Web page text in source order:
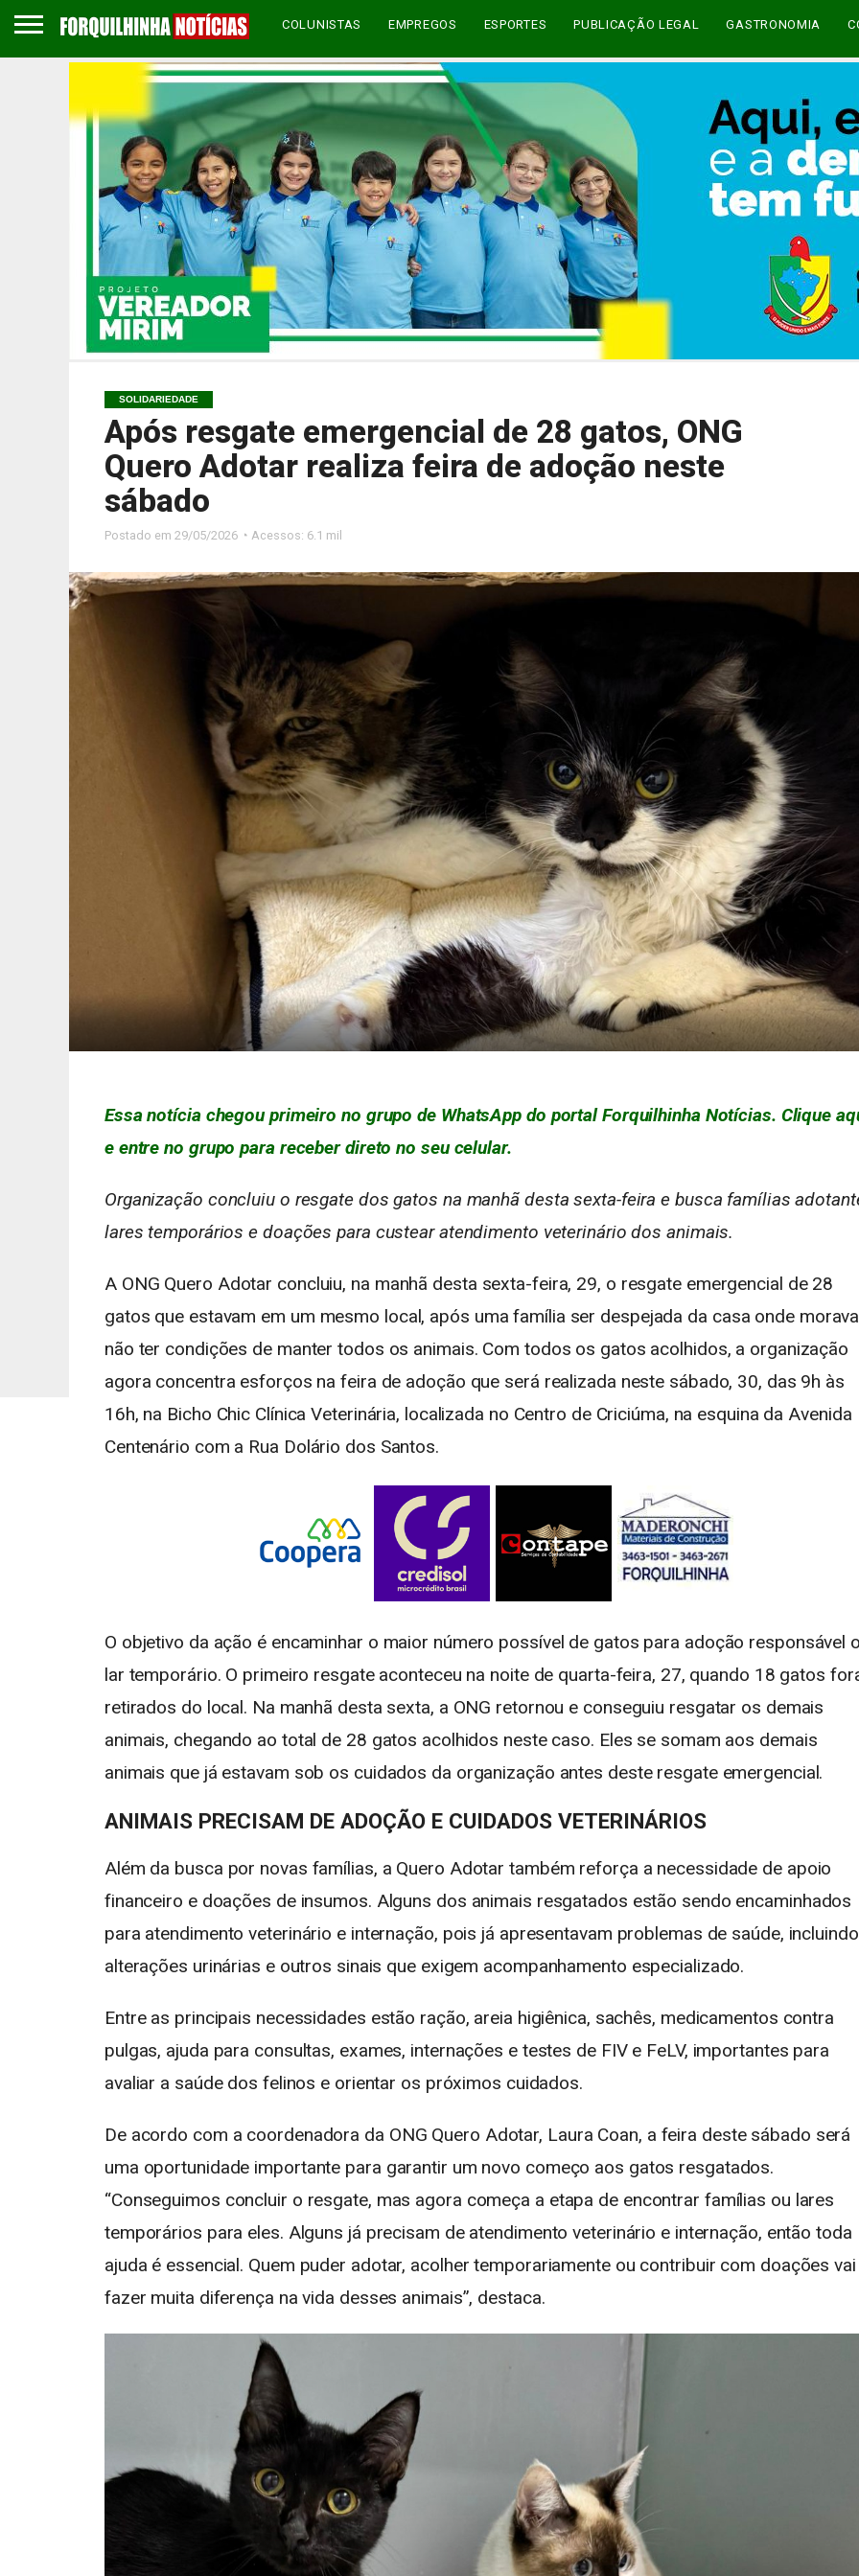
COLUNISTAS EMPREGOS ESPORTES PUBLICAÇÃO LEGAL GASTRONOMIA
SOLIDARIEDADE
Após resgate emergencial de 28 gatos, ONG
Quero Adotar realiza feira de adoção neste
sábado
Postado em 29/05/2026 ◔ Acessos: 6.1 mil
Essa notícia chegou primeiro no grupo de WhatsApp do portal Forquilhinha Notícias. Clique
e entre no grupo para receber direto no seu celular.
Organização concluiu o resgate dos gatos na manhã desta sexta-feira e busca famílias
lares temporários e doações para custear atendimento veterinário dos animais.
A ONG Quero Adotar concluiu, na manhã desta sexta-feira, 29, o resgate emergencial de 28
gatos que estavam em um mesmo local, após uma família ser despejada da casa onde
não ter condições de manter todos os animais. Com todos os gatos acolhidos, a organização
agora concentra esforços na feira de adoção que será realizada neste sábado, 30, das 9h às
16h, na Bicho Chic Clínica Veterinária, localizada no Centro de Criciúma, na esquina da Avenida
Centenário com a Rua Dolário dos Santos.
O objetivo da ação é encaminhar o maior número possível de gatos para adoção responsável
lar temporário. O primeiro resgate aconteceu na noite de quarta-feira, 27, quando 18 gatos
retirados do local. Na manhã desta sexta, a ONG retornou e conseguiu resgatar os demais
animais, chegando ao total de 28 gatos acolhidos neste caso. Eles se somam aos demais
animais que já estavam sob os cuidados da organização antes deste resgate emergencial.
ANIMAIS PRECISAM DE ADOÇÃO E CUIDADOS VETERINÁRIOS
Além da busca por novas famílias, a Quero Adotar também reforça a necessidade de apoio
financeiro e doações de insumos. Alguns dos animais resgatados estão sendo encaminhados
para atendimento veterinário e internação, pois já apresentavam problemas de saúde, incluindo
alterações urinárias e outros sinais que exigem acompanhamento especializado.
Entre as principais necessidades estão ração, areia higiênica, sachês, medicamentos contra
pulgas, ajuda para consultas, exames, internações e testes de FIV e FeLV, importantes para
avaliar a saúde dos felinos e orientar os próximos cuidados.
De acordo com a coordenadora da ONG Quero Adotar, Laura Coan, a feira deste sábado será
uma oportunidade importante para garantir um novo começo aos gatos resgatados.
“Conseguimos concluir o resgate, mas agora começa a etapa de encontrar famílias ou lares
temporários para eles. Alguns já precisam de atendimento veterinário e internação, então toda
ajuda é essencial. Quem puder adotar, acolher temporariamente ou contribuir com doações vai
fazer muita diferença na vida desses animais”, destaca.